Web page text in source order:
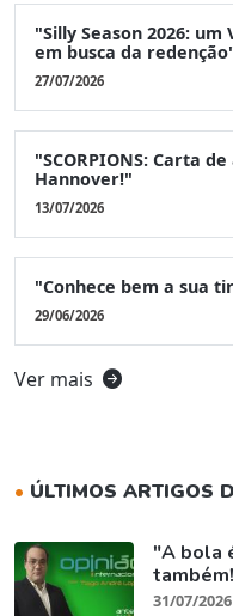
"Silly Season 2026:
em busca da
27/07/2026
"SCORPIONS: Carta
Hannover!"
13/07/2026
"Conhece bem a sua
29/06/2026
Ver mais
• ÚLTIMOS ARTIGOS
"A bola
31/07/2026